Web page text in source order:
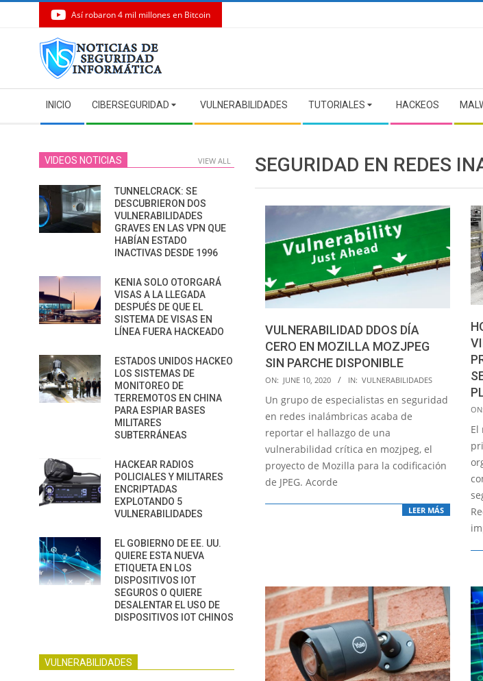
Así robaron 4 mil millones en Bitcoin
Navigation
Menu
INICIO CIBERSEGURIDAD VULNERABILIDADES TUTORIALES HACKEOS
SEGURIDAD EN REDES
VULNERABILIDAD DDOS DÍA
CERO EN MOZILLA MOZJPEG
SIN PARCHE DISPONIBLE
2020-
06-
ON: JUNE 10, 2020 IN: VULNERABILIDADES
Un grupo de especialistas en seguridad
en redes inalámbricas acaba de
reportar el hallazgo de una
vulnerabilidad crítica en mozjpeg, el
proyecto de Mozilla para la codificación
de JPEG. Acorde
LEER MÁS
09
ON:
El
VIDEOS NOTICIAS VIEW ALL
TUNNELCRACK: SE
DESCUBRIERON DOS
VULNERABILIDADES
GRAVES EN LAS VPN QUE
HABÍAN ESTADO
INACTIVAS DESDE 1996
KENIA SOLO OTORGARÁ
VISAS A LA LLEGADA
DESPUÉS DE QUE EL
SISTEMA DE VISAS EN
LÍNEA FUERA HACKEADO
ESTADOS UNIDOS HACKEO
LOS SISTEMAS DE
MONITOREO DE
TERREMOTOS EN CHINA
PARA ESPIAR BASES
MILITARES
SUBTERRÁNEAS
HACKEAR RADIOS
POLICIALES Y MILITARES
ENCRIPTADAS
EXPLOTANDO 5
VULNERABILIDADES
EL GOBIERNO DE EE. UU.
QUIERE ESTA NUEVA
ETIQUETA EN LOS
DISPOSITIVOS IOT
SEGUROS O QUIERE
DESALENTAR EL USO DE
DISPOSITIVOS IOT CHINOS
VULNERABILIDADES